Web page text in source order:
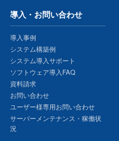
導入・お問い合わせ
導入事例
システム構築例
システム導入サポート
ソフトウェア導入FAQ
資料請求
お問い合わせ
ユーザー様専用お問い合わせ
サーバーメンテナンス・稼働状
況